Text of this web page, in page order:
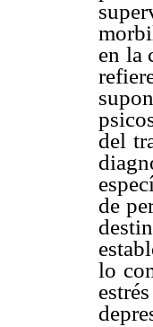
en la
del
de
lo